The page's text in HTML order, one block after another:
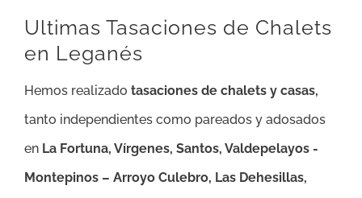
Ultimas Tasaciones de Chalets
en Leganés
Hemos realizado tasaciones de chalets y casas,
tanto independientes como pareados y adosados
en La Fortuna, Vírgenes, Santos, Valdepelayos -
Montepinos – Arroyo Culebro, Las Dehesillas,